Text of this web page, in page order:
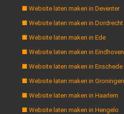
■ Website laten maken in Deventer
■ Website laten maken in Dordrecht
■ Website laten maken in Ede
■ Website laten maken in Eindhoven
■ Website laten maken in Enschede
■ Website laten maken in Groningen
■ Website laten maken in Haarlem
■ Website laten maken in Hengelo